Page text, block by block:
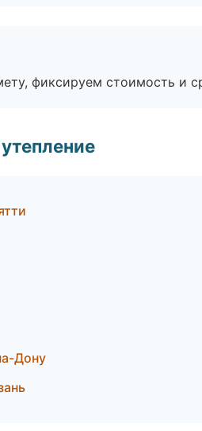
фиксируем стоимость и
Дону